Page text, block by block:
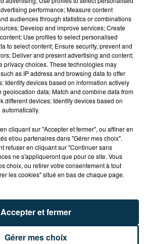
: LE PRÉFÊT PREND UN
ACTIVITÉS DE...
performance; Measure content
audiences through statistics or combinations
Develop and improve services; Create
Use profiles to select personalised
to select content; Ensure security, prevent and
Deliver and present advertising and content;
privacy choices. These technologies may
as IP address and browsing data to offer
Identify devices based on information actively
geolocation data; Match and combine data from
different devices; Identify devices based on
cliquant sur "Accepter et fermer", ou affiner en
et/ou partenaires dans "Gérer mes choix".
refuser en cliquant sur "Continuer sans
ne s'appliqueront que pour ce site. Vous
choix, ou retirer votre consentement à tout
les cookies" situé en bas de chaque page.
Gérer mes choix
Accepter et fermer